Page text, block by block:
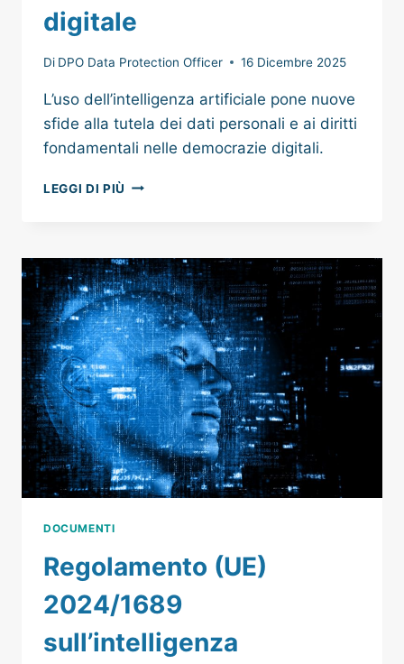
digitale
Di DPO Data Protection Officer 16 Dicembre 2025
L’uso dell’intelligenza artificiale pone nuove
sfide alla tutela dei dati personali e ai diritti
fondamentali nelle democrazie digitali.
LEGGI DI PIÙ INTELLIGENZA
PERSONALI:
LE
SFIDE
PER
UNA
DEMOCRAZIA
DIGITALE
DOCUMENTI
Regolamento (UE)
2024/1689
sull’intelligenza